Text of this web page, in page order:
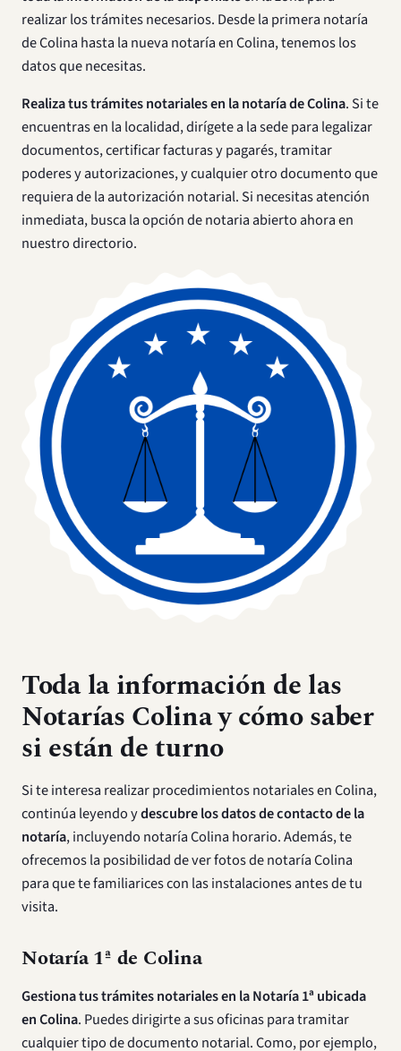
realizar los trámites necesarios. Desde la primera notaría
de Colina hasta la nueva notaría en Colina, tenemos los
datos que necesitas.
Realiza tus trámites notariales en la notaría de Colina. Si te
encuentras en la localidad, dirígete a la sede para legalizar
documentos, certificar facturas y pagarés, tramitar
poderes y autorizaciones, y cualquier otro documento que
requiera de la autorización notarial. Si necesitas atención
inmediata, busca la opción de notaria abierto ahora en
nuestro directorio.
Toda la información de las
Notarías Colina y cómo saber
si están de turno
Si te interesa realizar procedimientos notariales en Colina,
continúa leyendo ydescubre los datos de contacto de la
notaría, incluyendo notaría Colina horario. Además, te
ofrecemos la posibilidad de ver fotos de notaría Colina
para que te familiarices con las instalaciones antes de tu
visita.
Notaría 1ª de Colina
Gestiona tus trámites notariales en la Notaría 1ª ubicada
en Colina. Puedes dirigirte a sus oficinas para tramitar
cualquier tipo de documento notarial. Como, por ejemplo,